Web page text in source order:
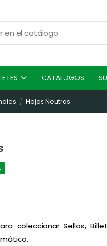
CATALOGOS
Hojas Neutras
coleccionar Sellos,